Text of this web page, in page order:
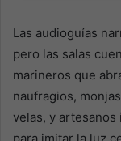
Las audioguías
pero las salas
marineros que
naufragios,
velas, y
para imitar la luz